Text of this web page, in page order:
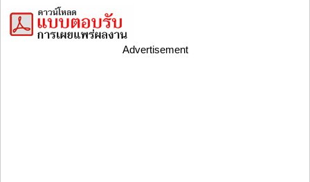
Advertisement